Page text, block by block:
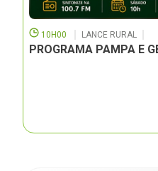
10H00 LANCE RURAL
PROGRAMA PAMPA E